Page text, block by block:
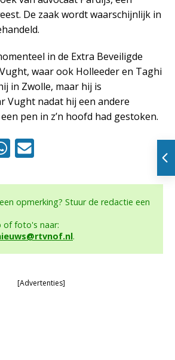
De zaak wordt waarschijnlijk in
in de Extra Beveiligde
waar ook Holleeder en Taghi
in Zwolle, maar hij is
Vught nadat hij een andere
pen in z’n hoofd had gestoken.
opmerking? Stuur de redactie een
of foto's naar:
.
[Advertenties]